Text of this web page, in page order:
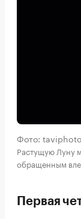
Фото:
Растущую Луну
обращенным
Первая